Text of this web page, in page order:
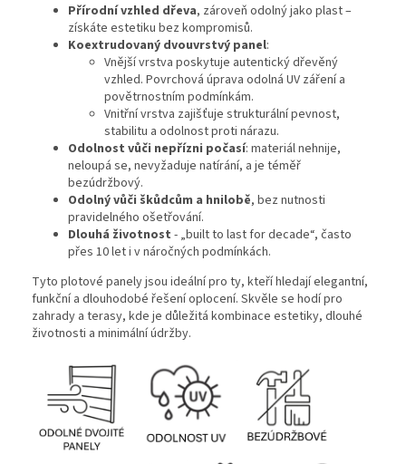
Přírodní vzhled dřeva, zároveň odolný jako plast –
získáte estetiku bez kompromisů.
Koextrudovaný dvouvrstvý panel:
Vnější vrstva poskytuje autentický dřevěný
vzhled. Povrchová úprava odolná UV záření a
povětrnostním podmínkám.
Vnitřní vrstva zajišťuje strukturální pevnost,
stabilitu a odolnost proti nárazu.
Odolnost vůči nepřízni počasí: materiál nehnije,
neloupá se, nevyžaduje natírání, a je téměř
bezúdržbový.
Odolný vůči škůdcům a hnilobě, bez nutnosti
pravidelného ošetřování.
Dlouhá životnost - „built to last for decade“, často
přes 10 let i v náročných podmínkách.
Tyto plotové panely jsou ideální pro ty, kteří hledají elegantní,
funkční a dlouhodobé řešení oplocení. Skvěle se hodí pro
zahrady a terasy, kde je důležitá kombinace estetiky, dlouhé
životnosti a minimální údržby.